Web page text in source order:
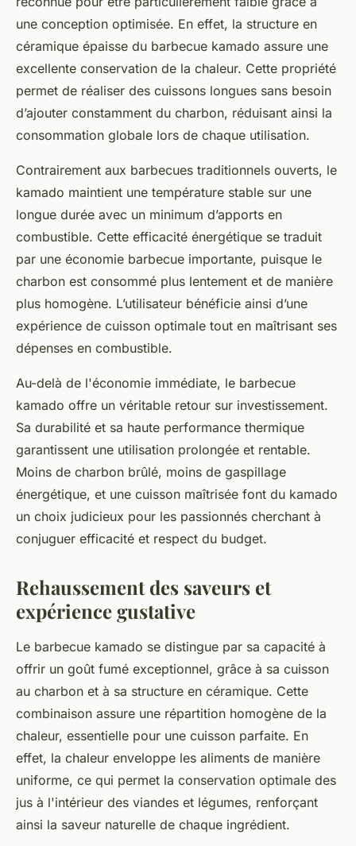
une conception optimisée. En effet, la structure en
céramique épaisse du barbecue kamado assure une
excellente conservation de la chaleur. Cette propriété
permet de réaliser des cuissons longues sans besoin
d’ajouter constamment du charbon, réduisant ainsi la
consommation globale lors de chaque utilisation.
Contrairement aux barbecues traditionnels ouverts, le
kamado maintient une température stable sur une
longue durée avec un minimum d’apports en
combustible. Cette efficacité énergétique se traduit
par une économie barbecue importante, puisque le
charbon est consommé plus lentement et de manière
plus homogène. L’utilisateur bénéficie ainsi d’une
expérience de cuisson optimale tout en maîtrisant ses
dépenses en combustible.
Au-delà de l'économie immédiate, le barbecue
kamado offre un véritable retour sur investissement.
Sa durabilité et sa haute performance thermique
garantissent une utilisation prolongée et rentable.
Moins de charbon brûlé, moins de gaspillage
énergétique, et une cuisson maîtrisée font du kamado
un choix judicieux pour les passionnés cherchant à
conjuguer efficacité et respect du budget.
Rehaussement des saveurs et
expérience gustative
Le barbecue kamado se distingue par sa capacité à
offrir un goût fumé exceptionnel, grâce à sa cuisson
au charbon et à sa structure en céramique. Cette
combinaison assure une répartition homogène de la
chaleur, essentielle pour une cuisson parfaite. En
effet, la chaleur enveloppe les aliments de manière
uniforme, ce qui permet la conservation optimale des
jus à l'intérieur des viandes et légumes, renforçant
ainsi la saveur naturelle de chaque ingrédient.